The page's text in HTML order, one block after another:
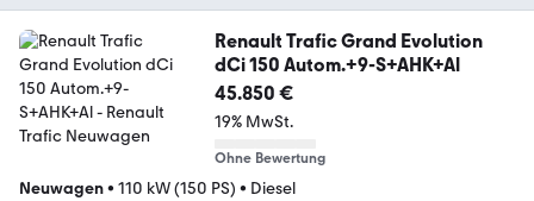
Renault Trafic Grand Evolution
dCi 150 Autom.+9-S+AHK+Al
45.850 €
19% MwSt.
Ohne Bewertung
Neuwagen• 110 kW (150 PS) • Diesel